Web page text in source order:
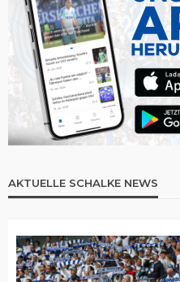
AKTUELLE SCHALKE NEWS